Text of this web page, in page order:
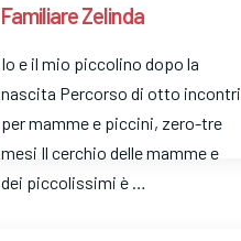
Familiare Zelinda
Io e il mio piccolino dopo la
nascita Percorso di otto incontri
per mamme e piccini, zero-tre
mesi Il cerchio delle mamme e
dei piccolissimi è …